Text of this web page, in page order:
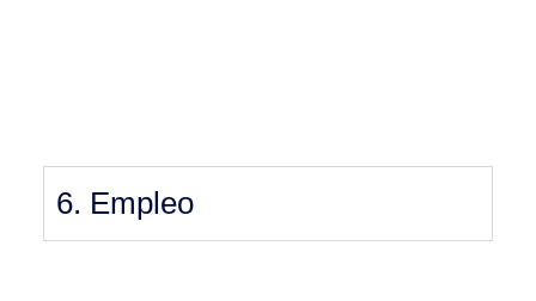
6. Empleo